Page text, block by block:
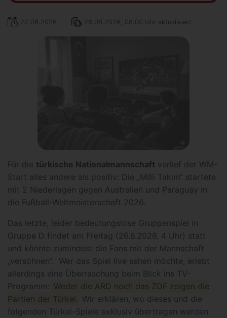
22.06.2026 26.06.2026, 08:00 Uhr aktualisiert
Für die türkische Nationalmannschaft verlief der WM-
Start alles andere als positiv: Die „Milli Takım“ startete
mit 2 Niederlagen gegen Australien und Paraguay in
die Fußball-Weltmeisterschaft 2026.
Das letzte, leider bedeutungslose Gruppenspiel in
Gruppe D findet am Freitag (26.6.2026, 4 Uhr) statt
und könnte zumindest die Fans mit der Mannschaft
„versöhnen“. Wer das Spiel live sehen möchte, erlebt
allerdings eine Überraschung beim Blick ins TV-
Programm: Weder die ARD noch das ZDF zeigen die
Partien der Türkei. Wir erklären, wo dieses und die
folgenden Türkei-Spiele exklusiv übertragen werden